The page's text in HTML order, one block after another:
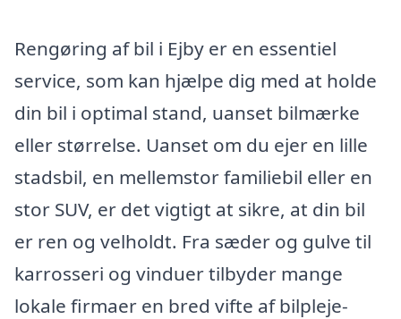
Rengøring af bil i Ejby er en essentiel
service, som kan hjælpe dig med at holde
din bil i optimal stand, uanset bilmærke
eller størrelse. Uanset om du ejer en lille
stadsbil, en mellemstor familiebil eller en
stor SUV, er det vigtigt at sikre, at din bil
er ren og velholdt. Fra sæder og gulve til
karrosseri og vinduer tilbyder mange
lokale firmaer en bred vifte af bilpleje-